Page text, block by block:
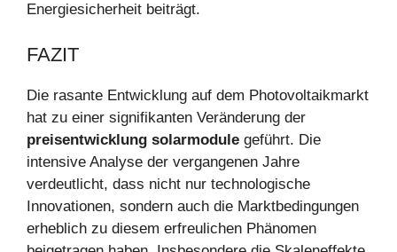
Energiesicherheit beiträgt.
FAZIT
Die rasante Entwicklung auf dem Photovoltaikmarkt
hat zu einer signifikanten Veränderung der
preisentwicklung solarmodule geführt. Die
intensive Analyse der vergangenen Jahre
verdeutlicht, dass nicht nur technologische
Innovationen, sondern auch die Marktbedingungen
erheblich zu diesem erfreulichen Phänomen